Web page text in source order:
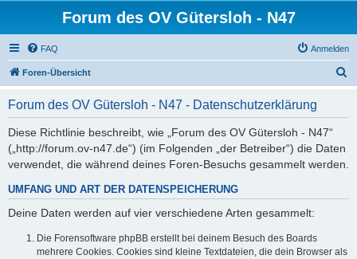
Forum des OV Gütersloh - N47
FAQ Anmelden
Foren-Übersicht
Forum des OV Gütersloh - N47 - Datenschutzerklärung
Diese Richtlinie beschreibt, wie „Forum des OV Gütersloh - N47“
(„http://forum.ov-n47.de“) (im Folgenden „der Betreiber“) die Daten
verwendet, die während deines Foren-Besuchs gesammelt werden.
UMFANG UND ART DER DATENSPEICHERUNG
Deine Daten werden auf vier verschiedene Arten gesammelt:
Die Forensoftware phpBB erstellt bei deinem Besuch des Boards
mehrere Cookies. Cookies sind kleine Textdateien, die dein Browser als